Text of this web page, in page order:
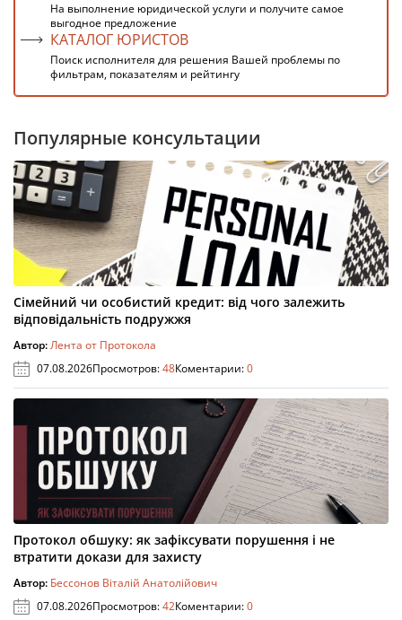
На выполнение юридической услуги и получите самое
выгодное предложение
КАТАЛОГ ЮРИСТОВ
Поиск исполнителя для решения Вашей проблемы по
фильтрам, показателям и рейтингу
Популярные консультации
Сімейний чи особистий кредит: від чого залежить
відповідальність подружжя
Автор:Лента от Протокола
07.08.2026Просмотров:48Коментарии:0
Протокол обшуку: як зафіксувати порушення і не
втратити докази для захисту
Автор: Бессонов Віталій Анатолійович
07.08.2026Просмотров:42Коментарии:0